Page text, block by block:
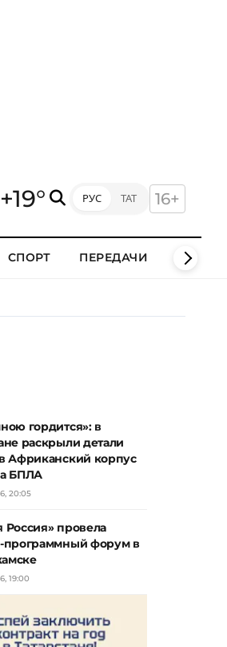
+19° РУС ТАТ 16+
СПОРТ ПЕРЕДАЧИ КЛИПЫ
гордится»: в
раскрыли детали
Африканский корпус
БПЛА
20:05
Россия» провела
программный форум в
19:00